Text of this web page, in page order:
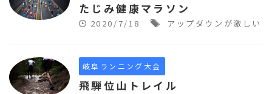
たじみ健康マラソン
2020/7/18 アップダウンが激しい
岐阜ランニング大会
飛騨位山トレイル